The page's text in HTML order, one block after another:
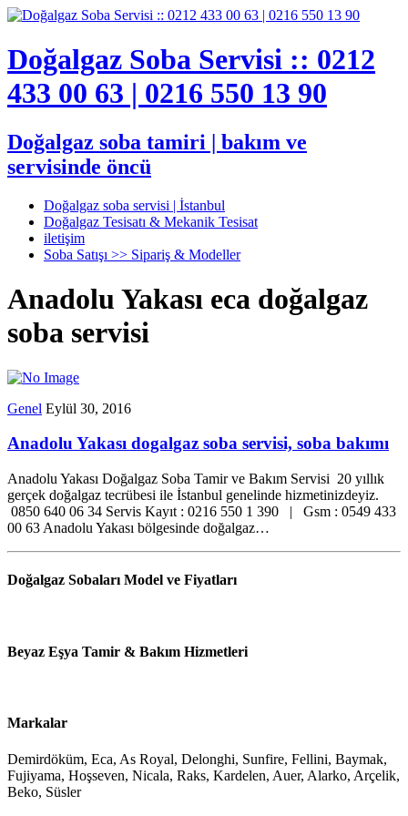
Doğalgaz Soba Servisi :: 0212
433 00 63 | 0216 550 13 90
Doğalgaz soba tamiri | bakım ve
servisinde öncü
Doğalgaz soba servisi | İstanbul
Doğalgaz Tesisatı & Mekanik Tesisat
iletişim
Soba Satışı >> Sipariş & Modeller
Anadolu Yakası eca doğalgaz
soba servisi
Genel Eylül 30, 2016
Anadolu Yakası dogalgaz soba servisi, soba bakımı
Anadolu Yakası Doğalgaz Soba Tamir ve Bakım Servisi 20 yıllık
gerçek doğalgaz tecrübesi ile İstanbul genelinde hizmetinizdeyiz.
0850 640 06 34 Servis Kayıt : 0216 550 1 390 | Gsm : 0549 433
00 63 Anadolu Yakası bölgesinde doğalgaz…
Doğalgaz Sobaları Model ve Fiyatları
Beyaz Eşya Tamir & Bakım Hizmetleri
Markalar
Demirdöküm, Eca, As Royal, Delonghi, Sunfire, Fellini, Baymak,
Fujiyama, Hoşseven, Nicala, Raks, Kardelen, Auer, Alarko, Arçelik,
Beko, Süsler